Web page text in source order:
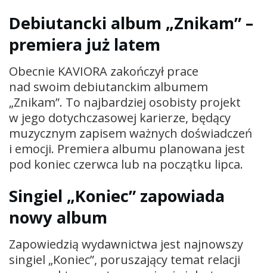
Debiutancki album „Znikam” –
premiera już latem
Obecnie KAVIORA zakończył prace
nad swoim debiutanckim albumem
„Znikam”. To najbardziej osobisty projekt
w jego dotychczasowej karierze, będący
muzycznym zapisem ważnych doświadczeń
i emocji. Premiera albumu planowana jest
pod koniec czerwca lub na początku lipca.
Singiel „Koniec” zapowiada
nowy album
Zapowiedzią wydawnictwa jest najnowszy
singiel „Koniec”, poruszający temat relacji